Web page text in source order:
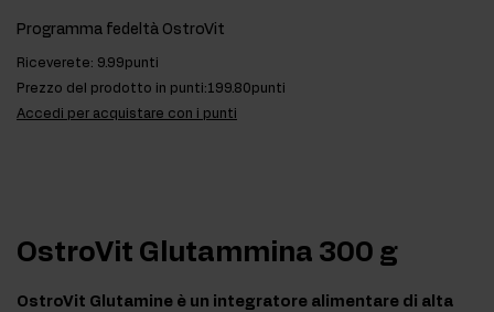
Programma fedeltà OstroVit
Riceverete: 9.99punti
Prezzo del prodotto in punti:199.80punti
Accedi per acquistare con i punti
OstroVit Glutammina 300 g
OstroVit Glutamine è un integratore alimentare di alta